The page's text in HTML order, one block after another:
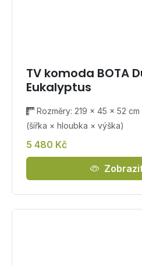
TV komoda BOTA
Eukalyptus
Rozměry: 219 × 45 × 52 cm
(šířka × hloubka × výška)
5 480 Kč